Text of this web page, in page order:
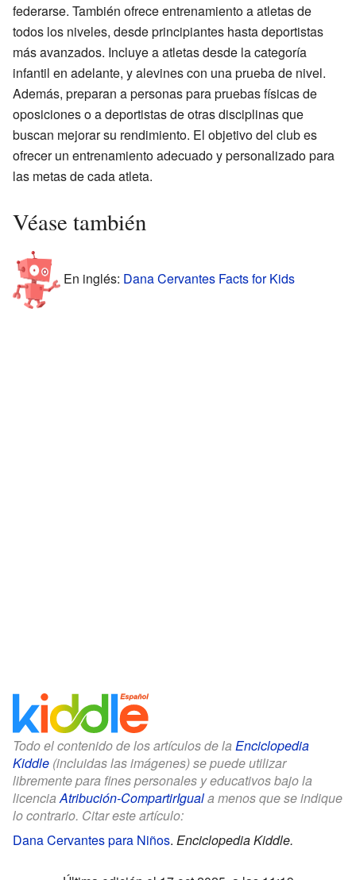
federarse. También ofrece entrenamiento a atletas de
todos los niveles, desde principiantes hasta deportistas
más avanzados. Incluye a atletas desde la categoría
infantil en adelante, y alevines con una prueba de nivel.
Además, preparan a personas para pruebas físicas de
oposiciones o a deportistas de otras disciplinas que
buscan mejorar su rendimiento. El objetivo del club es
ofrecer un entrenamiento adecuado y personalizado para
las metas de cada atleta.
Véase también
En inglés: Dana Cervantes Facts for Kids
Todo el contenido de los artículos de la Enciclopedia
Kiddle (incluidas las imágenes) se puede utilizar
libremente para fines personales y educativos bajo la
licenciaAtribución-CompartirIguala menos que se indique
lo contrario. Citar este artículo:
Dana Cervantes para Niños. Enciclopedia Kiddle.